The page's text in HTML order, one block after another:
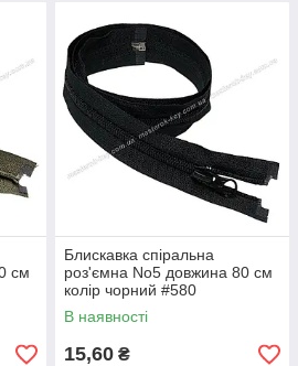
см
Блискавка спіральна
роз'ємна No5 довжина 80 см
колір чорний #580
В наявності
15,60 ₴